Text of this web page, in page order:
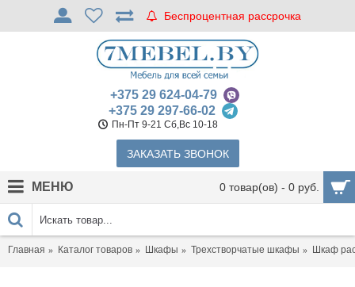
Беспроцентная рассрочка
+375 29 624-04-79
+375 29 297-66-02
Пн-Пт 9-21 Сб,Вс 10-18
ЗАКАЗАТЬ ЗВОНОК
0 товар(ов) - 0 руб.
МЕНЮ
Главная Каталог товаров Шкафы Трехстворчатые шкафы Шкаф